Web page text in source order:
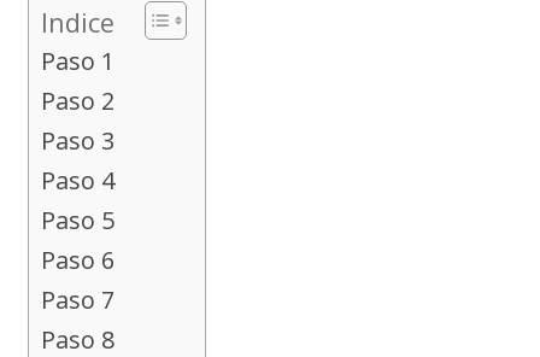
Indice
Paso 1
Paso 2
Paso 3
Paso 4
Paso 5
Paso 6
Paso 7
Paso 8